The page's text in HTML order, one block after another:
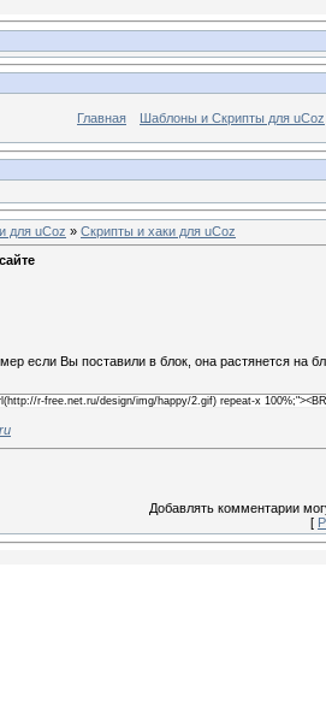
Главная Шаблоны и Скрипты для uCoz
для uCoz » Скрипты и хаки для uCoz
если Вы поставили в блок, она растянется на
r-free.net.ru/design/img/happy/2.gif) repeat-x
Добавлять комментарии
[